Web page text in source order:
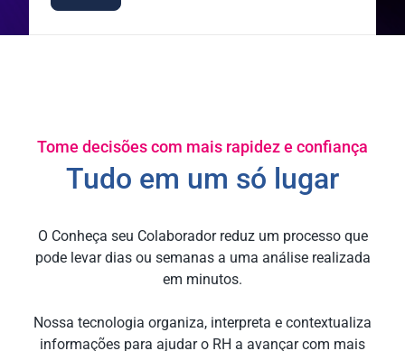
Tome decisões com mais rapidez e confiança
Tudo em um só lugar
O Conheça seu Colaborador reduz um processo que
pode levar dias ou semanas a uma análise realizada
em minutos.
Nossa tecnologia organiza, interpreta e contextualiza
informações para ajudar o RH a avançar com mais